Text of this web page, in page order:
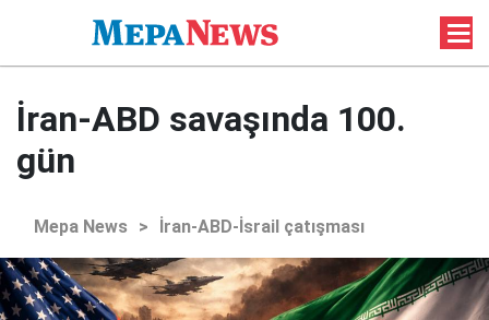
İran-ABD savaşında 100.
gün
Mepa News > İran-ABD-İsrail çatışması